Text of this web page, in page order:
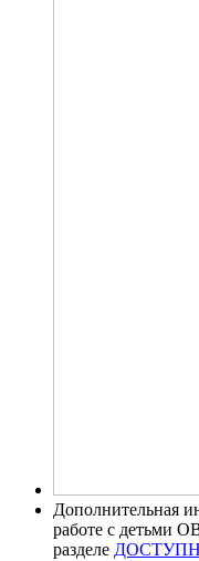
Дополнительная
работе с детьми
разделе